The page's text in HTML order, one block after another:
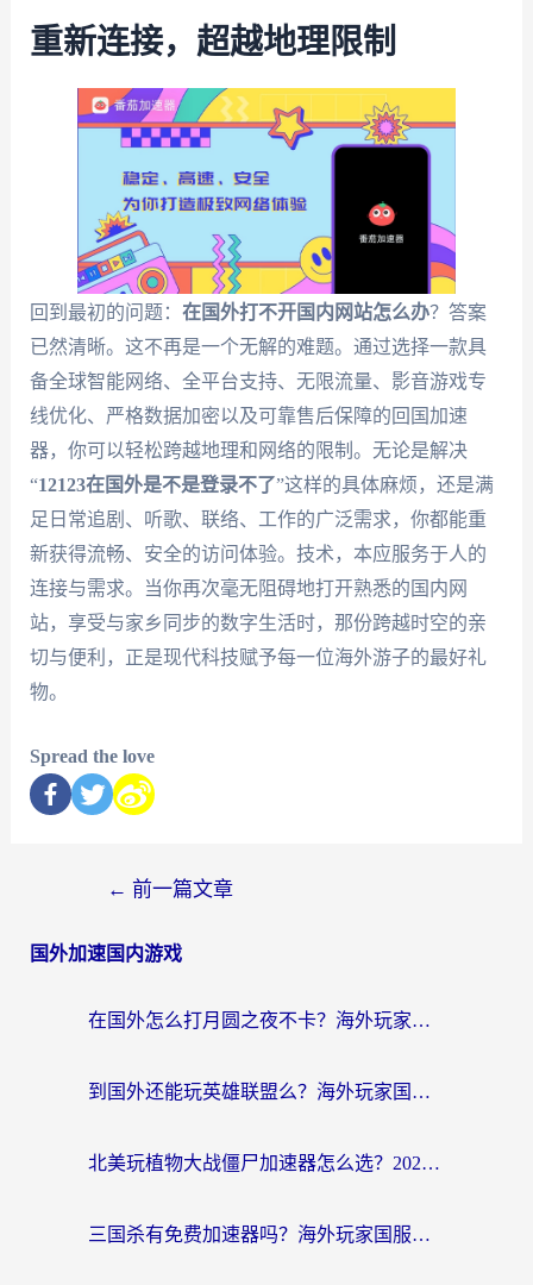
重新连接，超越地理限制
回到最初的问题： 在国外打不开国内网站怎么办？答案
已然清晰。这不再是一个无解的难题。通过选择一款具
备全球智能网络、全平台支持、无限流量、影音游戏专
线优化、严格数据加密以及可靠售后保障的回国加速
器，你可以轻松跨越地理和网络的限制。无论是解决
“12123在国外是不是登录不了”这样的具体麻烦，还是满
足日常追剧、听歌、联络、工作的广泛需求，你都能重
新获得流畅、安全的访问体验。技术，本应服务于人的
连接与需求。当你再次毫无阻碍地打开熟悉的国内网
站，享受与家乡同步的数字生活时，那份跨越时空的亲
切与便利，正是现代科技赋予每一位海外游子的最好礼
物。
Spread the love
← 前一篇文章
国外加速国内游戏
在国外怎么打月圆之夜不卡？海外玩家国服游戏加速终极指南（附巴西英国游戏适配方案）
到国外还能玩英雄联盟么？海外玩家国服游戏畅玩终极指南
北美玩植物大战僵尸加速器怎么选？2026海外党必看的国服游戏加速指南
三国杀有免费加速器吗？海外玩家国服畅玩终极指南（附泰国南非专属解决方案）